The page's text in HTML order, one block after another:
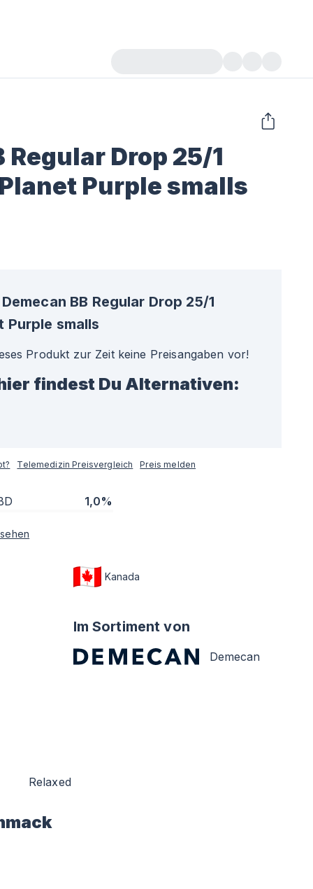
Regular Drop 25/1
Purple smalls
Demecan BB Regular Drop 25/1
Purple smalls
Produkt zur Zeit keine Preisangaben vor!
findest Du Alternativen:
Telemedizin Preisvergleich Preis melden
1,0%
Kanada
Im Sortiment von
Demecan
Relaxed